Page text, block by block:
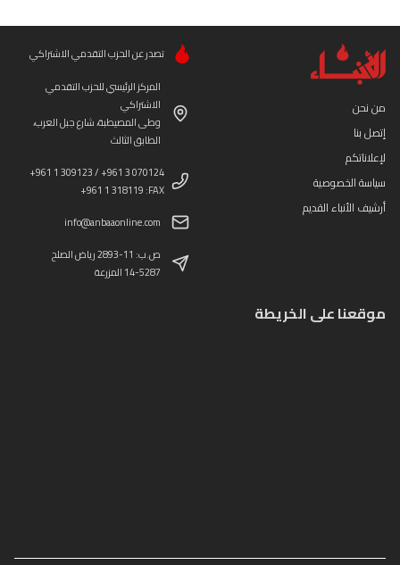
من نحن
إتصل بنا
لإعلاناتكم
سياسة الخصوصية
أرشيف الأنباء القديم
تصدر عن الحزب التقدمي الاشتراكي
المركز الرئيسي للحزب التقدمي
الاشتراكي
وطى المصيطبة، شارع جبل العرب،
الطابق الثالث
+961 1 309123 / +961 3 070124
+961 1 318119 :FAX
info@anbaaonline.com
ص.ب: 11-2893 رياض الصلح
14-5287 المزرعة
موقعنا على الخريطة